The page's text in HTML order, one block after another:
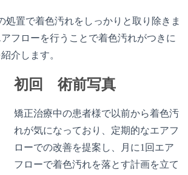
処置で着色汚れをしっかりと取り除きま
フローを行うことで着色汚れがつきに
介します。
初回 術前写真
矯正治療中の患者様で以前から着色汚
れが気になっており、定期的なエアフ
ローでの改善を提案し、月に1回エア
フローで着色汚れを落とす計画を立て